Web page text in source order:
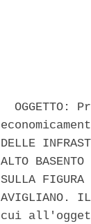
OGGETTO:
DELLE
ALTO
SULLA
AVIGLIANO.
cui